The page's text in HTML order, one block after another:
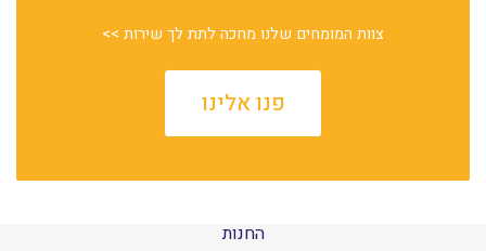
צוות המומחים שלנו מחכה לתת לך שירות >>
פנו אלינו
החנות